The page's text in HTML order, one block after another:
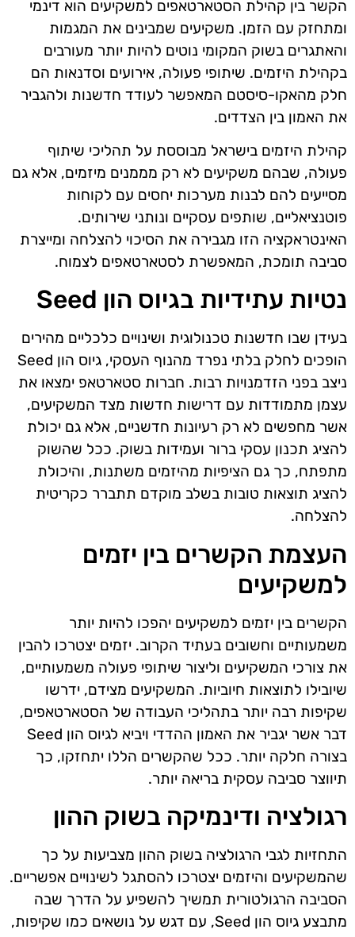
הקשר בין קהילת הסטארטאפים למשקיעים הוא דינמי
ומתחזק עם הזמן. משקיעים שמבינים את המגמות
והאתגרים בשוק המקומי נוטים להיות יותר מעורבים
בקהילת היזמים. שיתופי פעולה, אירועים וסדנאות הם
חלק מהאקו-סיסטם המאפשר לעודד חדשנות ולהגביר
את האמון בין הצדדים.
קהילת היזמים בישראל מבוססת על תהליכי שיתוף
פעולה, שבהם משקיעים לא רק מממנים מיזמים, אלא גם
מסייעים להם לבנות מערכות יחסים עם לקוחות
פוטנציאליים, שותפים עסקיים ונותני שירותים.
האינטראקציה הזו מגבירה את הסיכוי להצלחה ומייצרת
סביבה תומכת, המאפשרת לסטארטאפים לצמוח.
נטיות עתידיות בגיוס הון Seed
בעידן שבו חדשנות טכנולוגית ושינויים כלכליים מהירים
הופכים לחלק בלתי נפרד מהנוף העסקי, גיוס הון Seed
ניצב בפני הזדמנויות רבות. חברות סטארטאפ ימצאו את
עצמן מתמודדות עם דרישות חדשות מצד המשקיעים,
אשר מחפשים לא רק רעיונות חדשניים, אלא גם יכולת
להציג תכנון עסקי ברור ועמידות בשוק. ככל שהשוק
מתפתח, כך גם הציפיות מהיזמים משתנות, והיכולת
להציג תוצאות טובות בשלב מוקדם תתברר כקריטית
להצלחה.
העצמת הקשרים בין יזמים
למשקיעים
הקשרים בין יזמים למשקיעים יהפכו להיות יותר
משמעותיים וחשובים בעתיד הקרוב. יזמים יצטרכו להבין
את צורכי המשקיעים וליצור שיתופי פעולה משמעותיים,
שיובילו לתוצאות חיוביות. המשקיעים מצידם, ידרשו
שקיפות רבה יותר בתהליכי העבודה של הסטארטאפים,
דבר אשר יגביר את האמון ההדדי ויביא לגיוס הון Seed
בצורה חלקה יותר. ככל שהקשרים הללו יתחזקו, כך
תיווצר סביבה עסקית בריאה יותר.
רגולציה ודינמיקה בשוק ההון
התחזיות לגבי הרגולציה בשוק ההון מצביעות על כך
שהמשקיעים והיזמים יצטרכו להסתגל לשינויים אפשריים.
הסביבה הרגולטורית תמשיך להשפיע על הדרך שבה
מתבצע גיוס הון Seed, עם דגש על נושאים כמו שקיפות,